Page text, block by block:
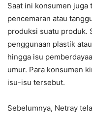
Saat ini konsumen
pencemaran atau
produksi suatu produk.
penggunaan plastik
hingga isu
umur. Para konsumen
isu-isu tersebut.
Sebelumnya, Netray